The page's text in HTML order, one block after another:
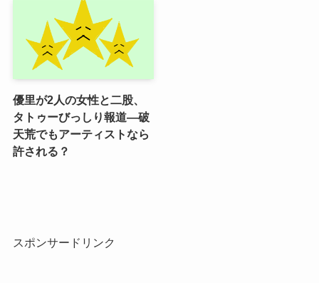
優里が2人の女性と二股、
タトゥーびっしり報道―破
天荒でもアーティストなら
許される？
スポンサードリンク